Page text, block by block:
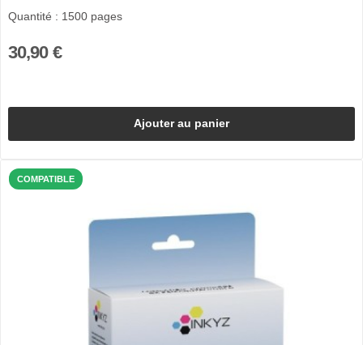
Quantité : 1500 pages
30,90 €
Ajouter au panier
COMPATIBLE